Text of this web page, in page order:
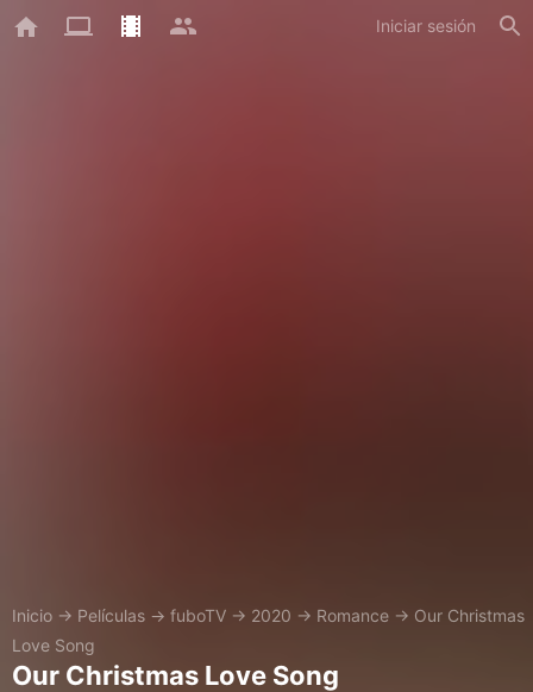
Iniciar sesión
Inicio → Películas → fuboTV → 2020 → Romance → Our Christmas
Love Song
Our Christmas Love Song